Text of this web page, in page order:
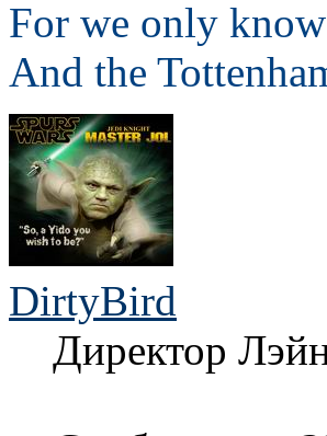
For we only
And the
DirtyBird
Директор